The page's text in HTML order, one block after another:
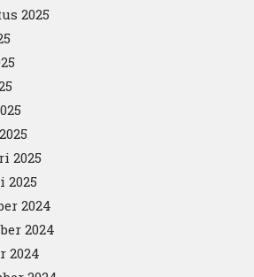
2025
2025
2025
2024
2024
2024